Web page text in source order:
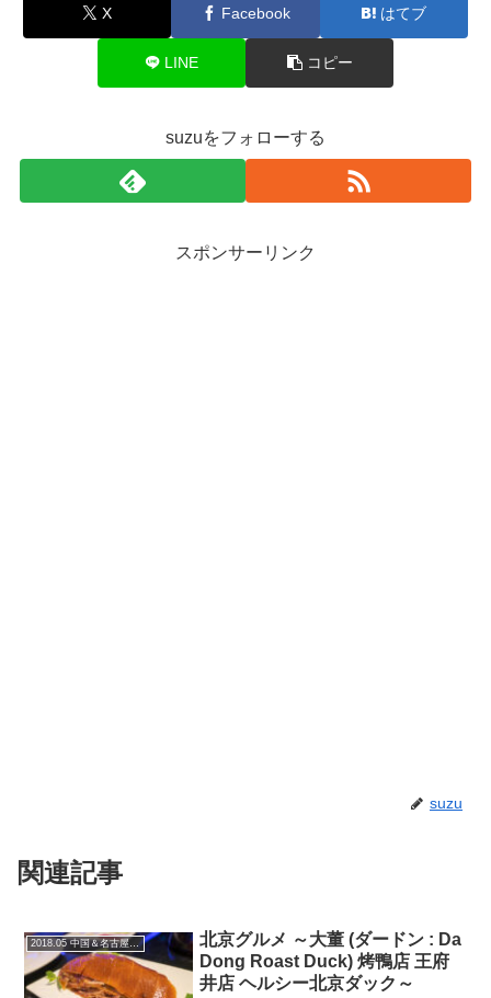
X Facebook はてブ
LINE コピー
suzuをフォローする
スポンサーリンク
suzu
関連記事
2018.05 中国＆名古屋の旅
北京グルメ ～大董 (ダードン : Da
Dong Roast Duck) 烤鴨店 王府
井店 ヘルシー北京ダック～